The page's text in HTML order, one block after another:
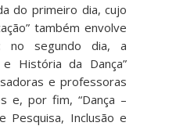
do primeiro dia, cujo
também envolve
no segundo dia, a
História da Dança”
e professoras
e, por fim, “Dança –
Pesquisa, Inclusão e